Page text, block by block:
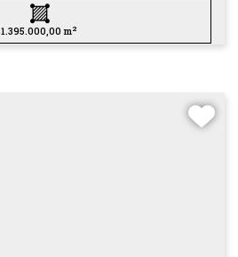
1.395.000,00 m 2